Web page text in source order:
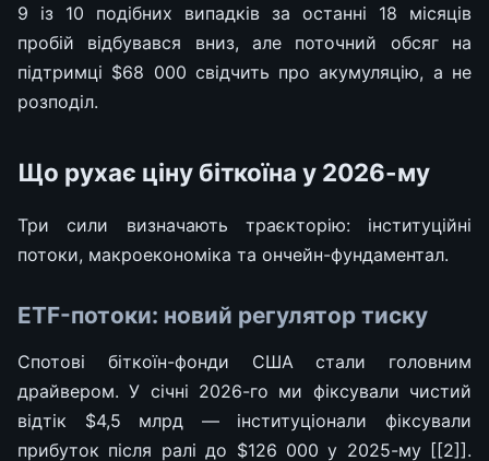
9 із 10 подібних випадків за останні 18 місяців
пробій відбувався вниз, але поточний обсяг на
підтримці $68 000 свідчить про акумуляцію, а не
розподіл.
Що рухає ціну біткоїна у 2026-му
Три сили визначають траєкторію: інституційні
потоки, макроекономіка та ончейн-фундаментал.
ETF-потоки: новий регулятор тиску
Спотові біткоїн-фонди США стали головним
драйвером. У січні 2026-го ми фіксували чистий
відтік $4,5 млрд — інституціонали фіксували
прибуток після ралі до $126 000 у 2025-му [[2]].